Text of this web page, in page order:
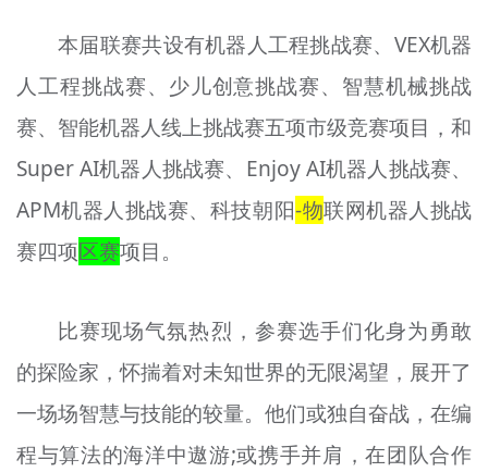
本届联赛共设有机器人工程挑战赛、VEX机器
人工程挑战赛、少儿创意挑战赛、智慧机械挑战
赛、智能机器人线上挑战赛五项市级竞赛项目，和
Super AI机器人挑战赛、Enjoy AI机器人挑战赛、
APM机器人挑战赛、科技朝阳-物联网机器人挑战
赛四项区赛项目。
比赛现场气氛热烈，参赛选手们化身为勇敢
的探险家，怀揣着对未知世界的无限渴望，展开了
一场场智慧与技能的较量。他们或独自奋战，在编
程与算法的海洋中遨游;或携手并肩，在团队合作